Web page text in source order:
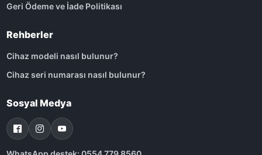
Geri Ödeme ve İade Politikası
Rehberler
Cihaz modeli nasıl bulunur?
Cihaz seri numarası nasıl bulunur?
Sosyal Medya